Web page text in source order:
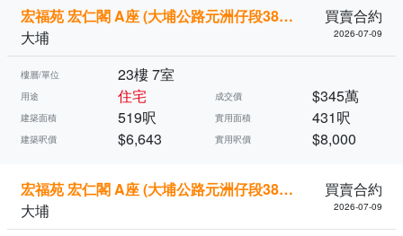
宏福苑 宏仁閣 A座 (大埔公路元洲仔段3821號)
買賣合約
大埔
2026-07-09
樓層/單位 23樓 7室
用途 住宅 成交價 $345萬
建築面積 519呎 實用面積 431呎
建築呎價 $6,643 實用呎價 $8,000
宏福苑 宏仁閣 A座 (大埔公路元洲仔段3821號)
買賣合約
大埔
2026-07-09